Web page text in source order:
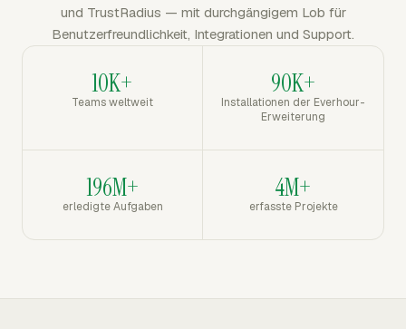
und TrustRadius — mit durchgängigem Lob für
Benutzerfreundlichkeit, Integrationen und Support.
10K+
Teams weltweit
90K+
Installationen der Everhour-
Erweiterung
196M+
erledigte Aufgaben
4M+
erfasste Projekte